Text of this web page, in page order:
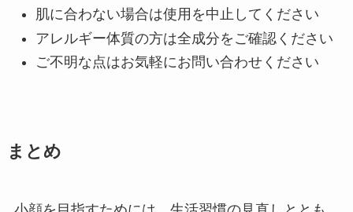
肌に合わない場合は使用を中止してください
アレルギー体質の方は全成分をご確認ください
ご不明な点はお気軽にお問い合わせください
まとめ